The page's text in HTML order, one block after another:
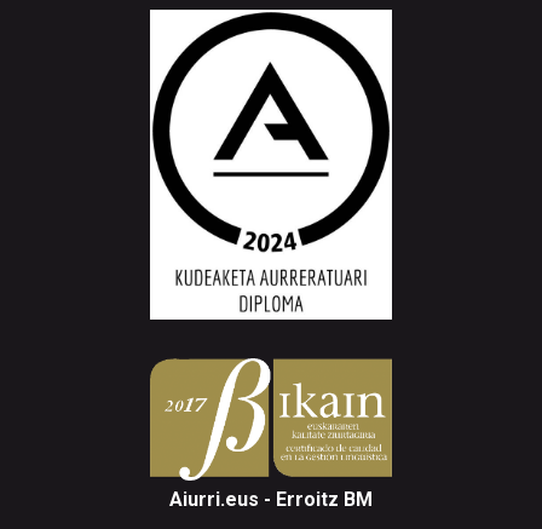
Aiurri.eus - Erroitz BM